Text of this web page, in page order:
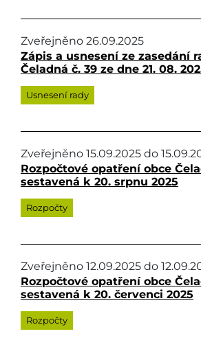
Zveřejněno 26.09.2025
Zápis a usnesení ze zasedání
Čeladná č. 39 ze dne 21. 08.
Usnesení rady
Zveřejněno 15.09.2025 do
Rozpočtové opatření obce
sestavená k 20. srpnu 2025
Rozpočty
Zveřejněno 12.09.2025 do
Rozpočtové opatření obce
sestavená k 20. červenci 2025
Rozpočty